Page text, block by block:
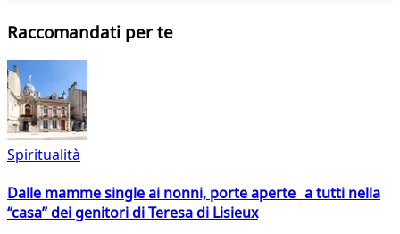
Raccomandati per te
Spiritualità
Dalle mamme single ai nonni, porte aperte a tutti nella
“casa” dei genitori di Teresa di Lisieux